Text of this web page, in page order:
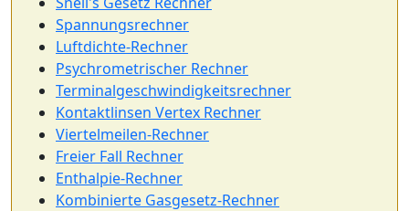
Spannungsrechner
Luftdichte-Rechner
Psychrometrischer Rechner
Terminalgeschwindigkeitsrechner
Kontaktlinsen Vertex Rechner
Viertelmeilen-Rechner
Freier Fall Rechner
Enthalpie-Rechner
Kombinierte Gasgesetz-Rechner